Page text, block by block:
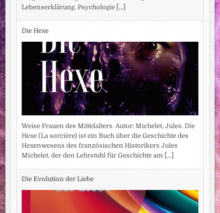
Lebenserklärung. Psychologie [...]
Die Hexe
Weise Frauen des Mittelalters. Autor: Michelet, Jules. Die
Hexe (La sorcière) ist ein Buch über die Geschichte des
Hexenwesens des französischen Historikers Jules
Michelet, der den Lehrstuhl für Geschichte am [...]
Die Evolution der Liebe